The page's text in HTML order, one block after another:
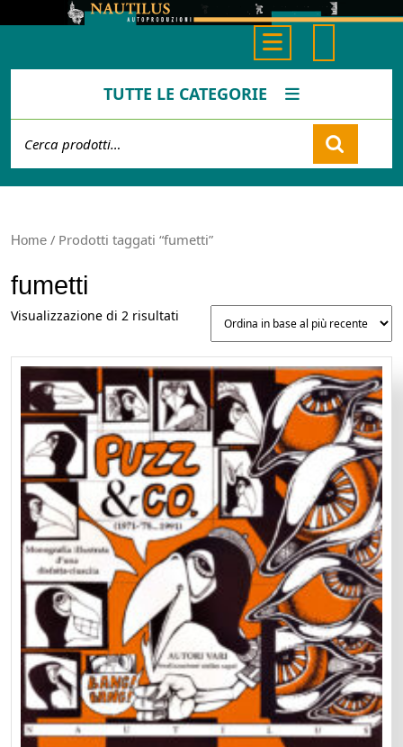
Button
TUTTE LE CATEGORIE
Cart
Home / Prodotti taggati “fumetti”
fumetti
Visualizzazione di 2 risultati
base
al
più
recente